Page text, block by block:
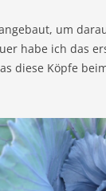
um
habe ich das
diese Köpfe